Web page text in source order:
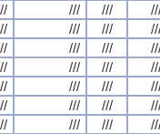
/// ///
/// ///
/// ///
/// ///
/// ///
/// ///
/// ///
/// ///
/// ///
/// ///
/// ///
/// ///
/// ///
/// ///
/// ///
/// ///
/// ///
/// ///
/// ///
/// ///
/// ///
/// ///
/// ///
/// ///
/// ///
/// ///
/// ///
/// ///